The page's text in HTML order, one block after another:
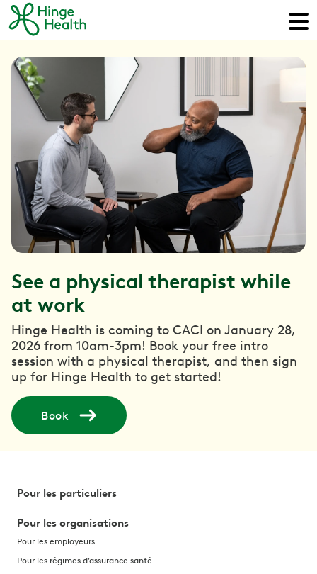
See a physical therapist while
at work
Hinge Health is coming to CACI on January 28,
2026 from 10am-3pm! Book your free intro
session with a physical therapist, and then sign
up for Hinge Health to get started!
Book
Pour les particuliers
Pour les organisations
Pour les employeurs
Pour les régimes d’assurance santé